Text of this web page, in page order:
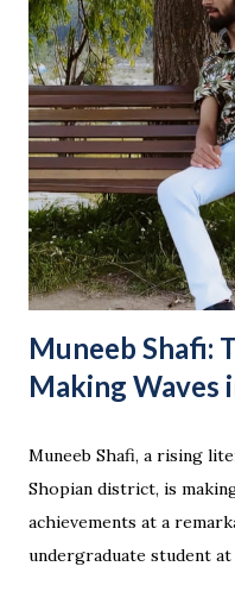
tenants. What is
law, there is a concept
rule is part of the
Limitation Act of 1963.
stays in continuous and
property for 12 years (in
30 years (in the case of
actual owner does not
claim ownershi...
Muneeb Shafi:
Making Waves
Muneeb Shafi, a rising
Shopian district, is
achievements at a
undergraduate student